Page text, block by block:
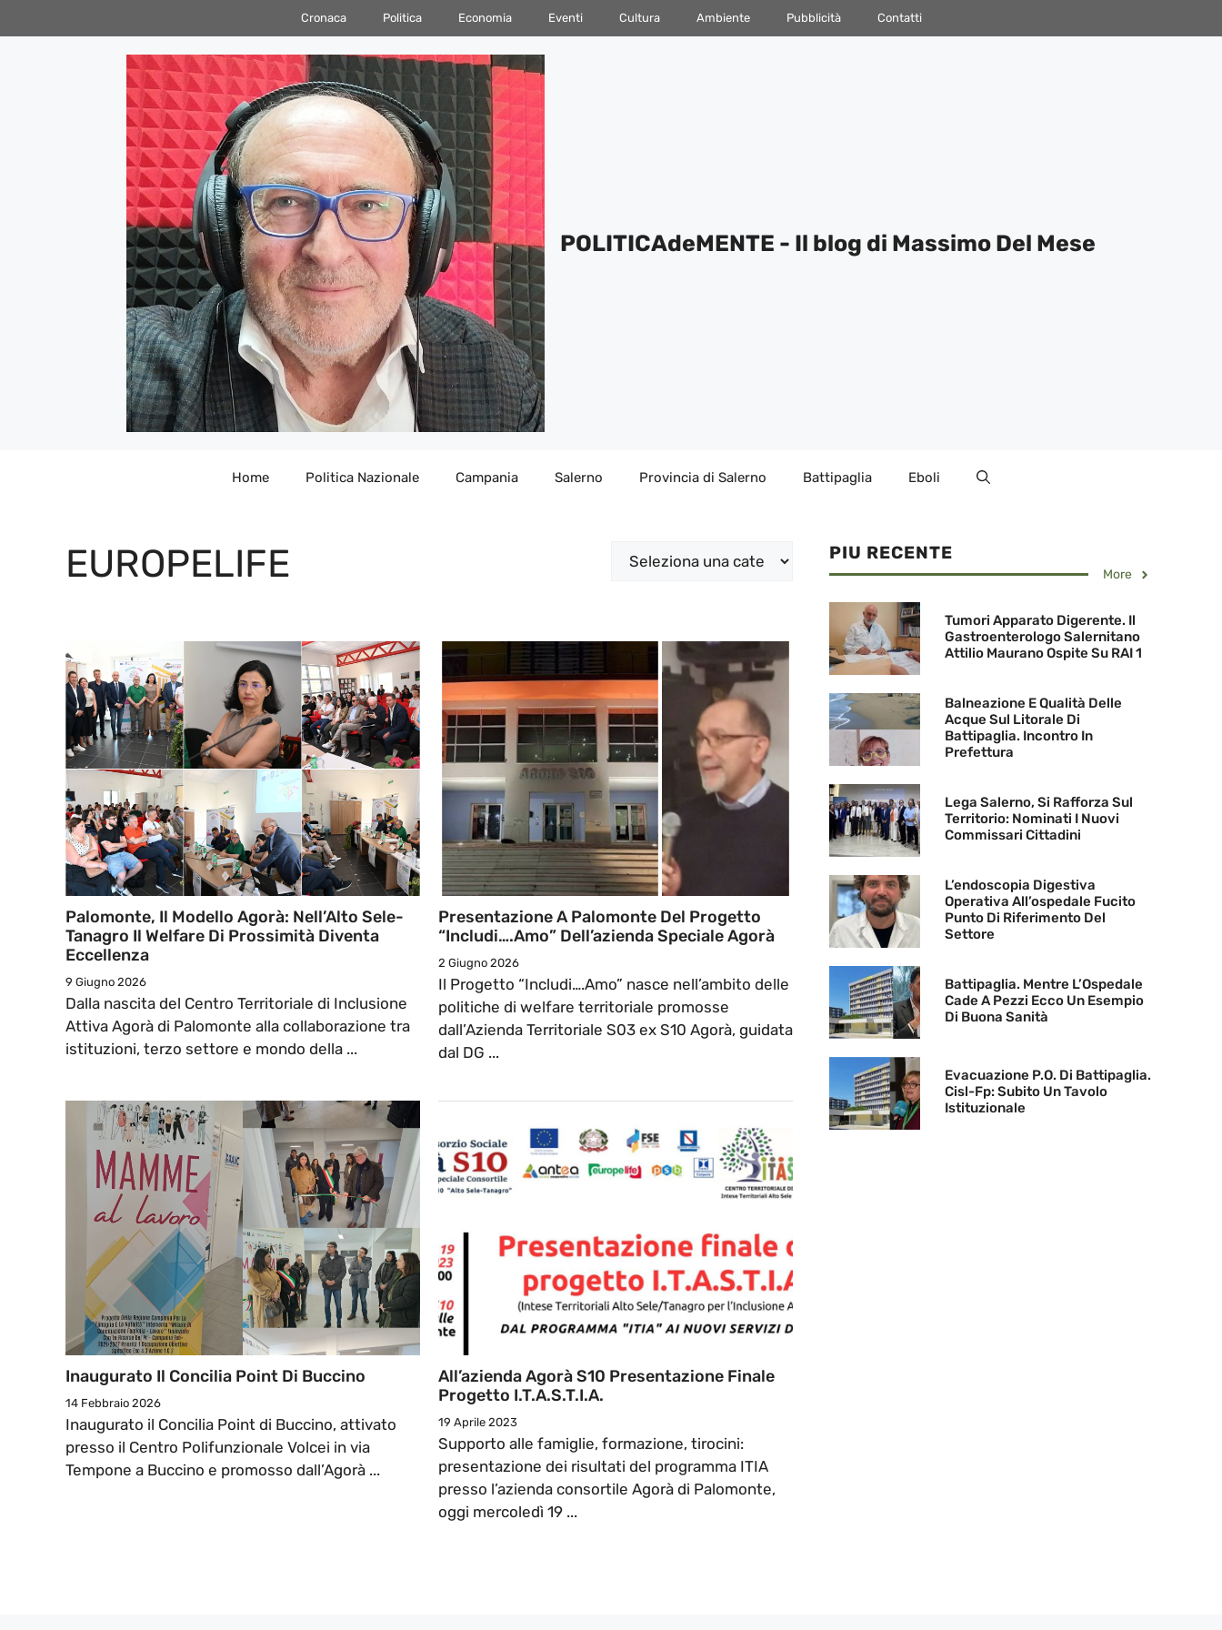
al
Cronaca Politica Economia Eventi Cultura Ambiente Pubblicità Contatti
POLITICAdeMENTE - Il blog di Massimo Del Mese
Home Politica Nazionale Campania Salerno Provincia di Salerno Battipaglia Eboli
EUROPELIFE Categorie
Palomonte, Il Modello Agorà: Nell’Alto Sele-
Tanagro Il Welfare Di Prossimità Diventa
Eccellenza
9 Giugno 2026
Dalla nascita del Centro Territoriale di Inclusione
Attiva Agorà di Palomonte alla collaborazione tra
istituzioni, terzo settore e mondo della ...
Presentazione A Palomonte Del Progetto
“Includi….Amo” Dell’azienda Speciale Agorà
2 Giugno 2026
Il Progetto “Includi….Amo” nasce nell’ambito delle
politiche di welfare territoriale promosse
dall’Azienda Territoriale S03 ex S10 Agorà, guidata
dal DG ...
Inaugurato Il Concilia Point Di Buccino
14 Febbraio 2026
Inaugurato il Concilia Point di Buccino, attivato
presso il Centro Polifunzionale Volcei in via
Tempone a Buccino e promosso dall’Agorà ...
All’azienda Agorà S10 Presentazione Finale
Progetto I.T.A.S.T.I.A.
19 Aprile 2023
Supporto alle famiglie, formazione, tirocini:
presentazione dei risultati del programma ITIA
presso l’azienda consortile Agorà di Palomonte,
oggi mercoledì 19 ...
PIU RECENTE
More
Tumori Apparato Digerente. Il
Gastroenterologo Salernitano
Attilio Maurano Ospite Su RAI 1
Balneazione E Qualità Delle
Acque Sul Litorale Di
Battipaglia. Incontro In
Prefettura
Lega Salerno, Si Rafforza Sul
Territorio: Nominati I Nuovi
Commissari Cittadini
L’endoscopia Digestiva
Operativa All’ospedale Fucito
Punto Di Riferimento Del
Settore
Battipaglia. Mentre L’Ospedale
Cade A Pezzi Ecco Un Esempio
Di Buona Sanità
Evacuazione P.O. Di Battipaglia.
Cisl-Fp: Subito Un Tavolo
Istituzionale